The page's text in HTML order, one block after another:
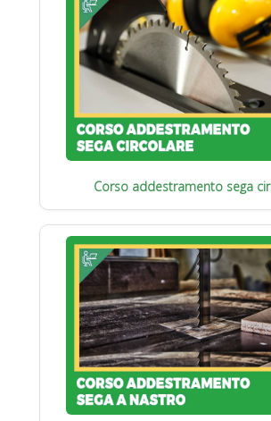
Corso addestramento sega